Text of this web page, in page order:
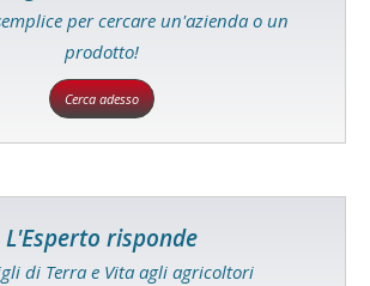
per cercare un'azienda o un
prodotto!
Cerca adesso
L'Esperto risponde
di Terra e Vita agli agricoltori